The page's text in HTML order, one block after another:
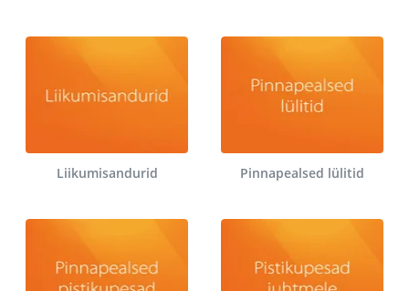
Liikumisandurid Pinnapealsed lülitid